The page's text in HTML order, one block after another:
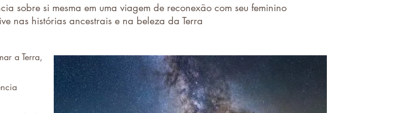
sobre si mesma em uma viagem de reconexão com seu feminino
nas histórias ancestrais e na beleza da Terra
a Terra,